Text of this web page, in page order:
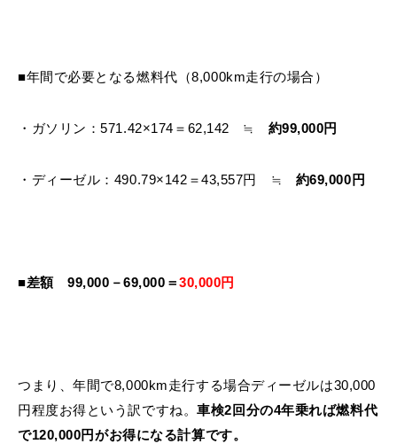
■年間で必要となる燃料代（8,000km走行の場合）
・ガソリン：571.42×174＝62,142 ≒ 約99,000円
・ディーゼル：490.79×142＝43,557円 ≒ 約69,000円
■差額 99,000－69,000＝30,000円
つまり、年間で8,000km走行する場合ディーゼルは30,000
円程度お得という訳ですね。車検2回分の4年乗れば燃料代
で120,000円がお得になる計算です。